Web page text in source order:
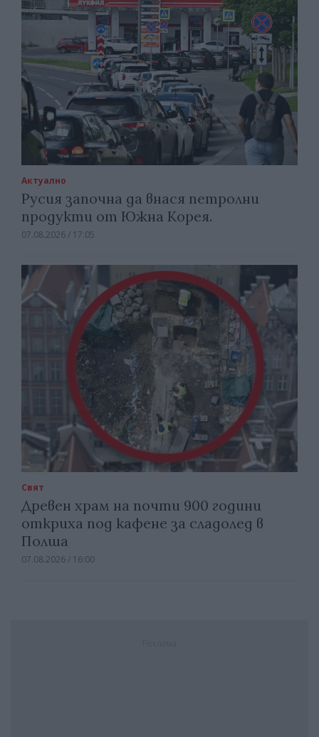
Актуално
Русия започна да внася петролни
продукти от Южна Корея.
07.08.2026 / 17:05
Свят
Древен храм на почти 900 години
откриха под кафене за сладолед в
Полша
07.08.2026 / 16:00